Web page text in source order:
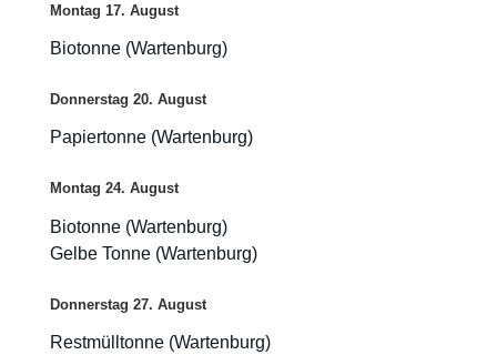
Montag 17. August
Biotonne (Wartenburg)
Donnerstag 20. August
Papiertonne (Wartenburg)
Montag 24. August
Biotonne (Wartenburg)
Gelbe Tonne (Wartenburg)
Donnerstag 27. August
Restmülltonne (Wartenburg)